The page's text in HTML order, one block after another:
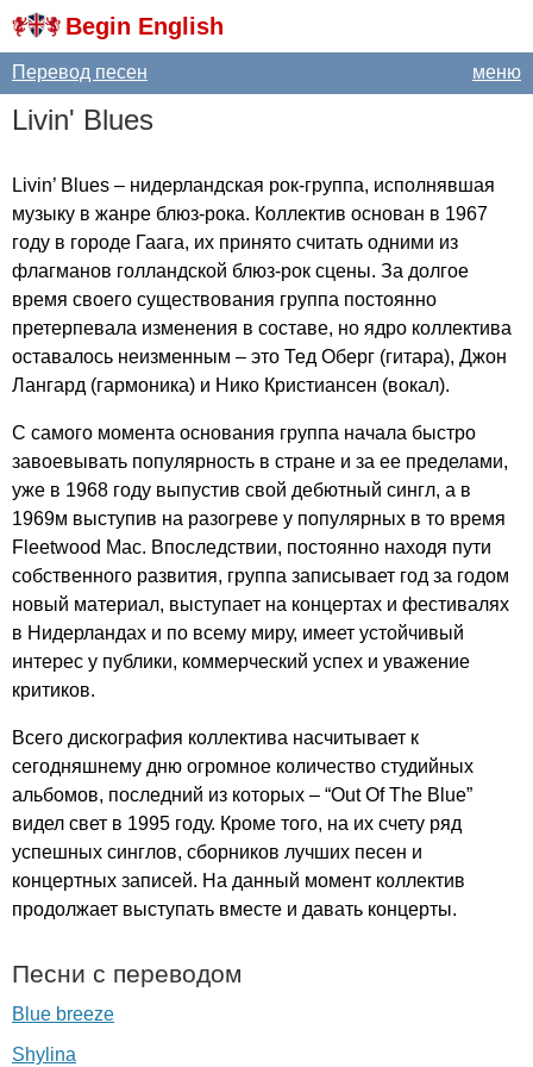
Begin English
меню
Перевод песен
Livin' Blues
Livin’ Blues – нидерландская рок-группа, исполнявшая
музыку в жанре блюз-рока. Коллектив основан в 1967
году в городе Гаага, их принято считать одними из
флагманов голландской блюз-рок сцены. За долгое
время своего существования группа постоянно
претерпевала изменения в составе, но ядро коллектива
оставалось неизменным – это Тед Оберг (гитара), Джон
Лангард (гармоника) и Нико Кристиансен (вокал).
С самого момента основания группа начала быстро
завоевывать популярность в стране и за ее пределами,
уже в 1968 году выпустив свой дебютный сингл, а в
1969м выступив на разогреве у популярных в то время
Fleetwood Mac. Впоследствии, постоянно находя пути
собственного развития, группа записывает год за годом
новый материал, выступает на концертах и фестивалях
в Нидерландах и по всему миру, имеет устойчивый
интерес у публики, коммерческий успех и уважение
критиков.
Всего дискография коллектива насчитывает к
сегодняшнему дню огромное количество студийных
альбомов, последний из которых – “Out Of The Blue”
видел свет в 1995 году. Кроме того, на их счету ряд
успешных синглов, сборников лучших песен и
концертных записей. На данный момент коллектив
продолжает выступать вместе и давать концерты.
Песни с переводом
Blue breeze
Shylina